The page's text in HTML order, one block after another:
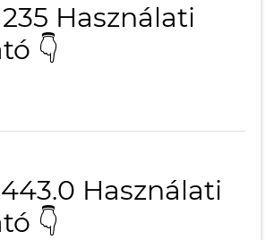
235 Használati
👇
443.0 Használati
👇